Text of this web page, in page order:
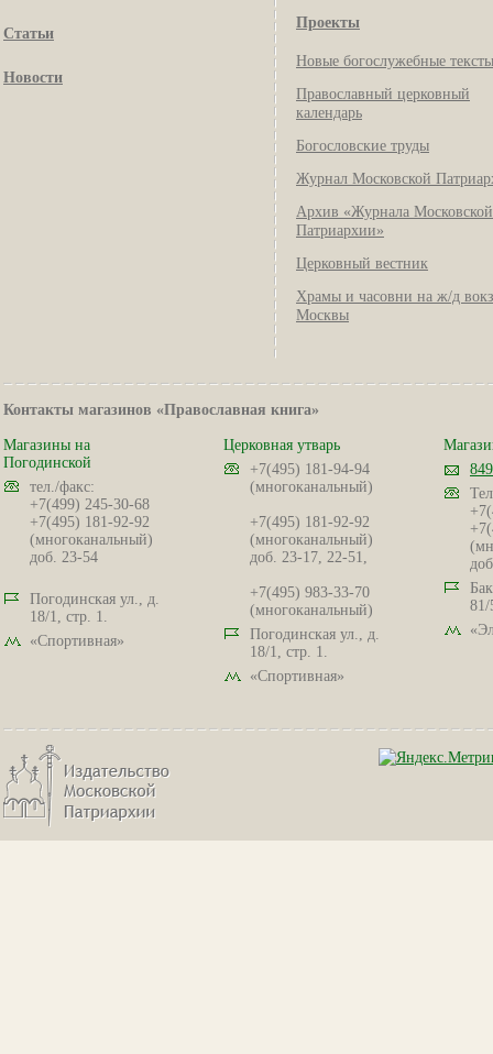
Статьи
Новости
Проекты
Новые богослужебные тексты
Православный церковный
календарь
Богословские труды
Журнал Московской
Архив «Журнала Московской
Патриархии»
Церковный вестник
Храмы и часовни на ж/д
Москвы
Контакты магазинов «Православная книга»
Магазины на
Погодинской
тел./факс:
+7(499) 245-30-68
+7(495) 181-92-92
(многоканальный)
доб. 23-54
Погодинская ул., д.
18/1, стр. 1.
«Спортивная»
Церковная утварь
+7(495) 181-94-94
(многоканальный)
+7(495) 181-92-92
(многоканальный)
доб. 23-17, 22-51,
+7(495) 983-33-70
(многоканальный)
Погодинская ул., д.
18/1, стр. 1.
«Спортивная»
81/